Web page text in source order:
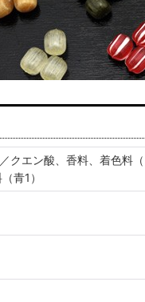
クエン酸、香料、着色料
青1）